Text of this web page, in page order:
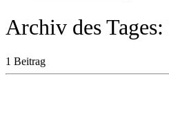
Archiv des Tages:
1 Beitrag